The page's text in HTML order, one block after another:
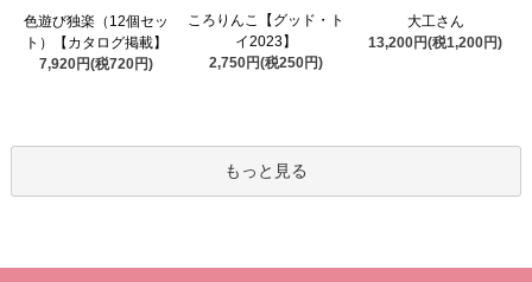
色遊び独楽（12個セッ
ト）【カタログ掲載】
7,920円(税720円)
ころりんこ【グッド・ト
イ2023】
2,750円(税250円)
大工さん
13,200円(税1,200円)
もっと見る